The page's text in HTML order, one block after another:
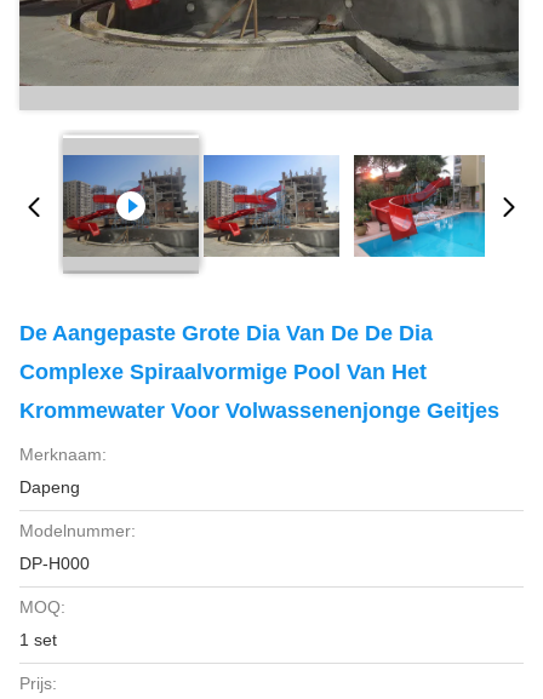
De Aangepaste Grote Dia Van De De Dia
Complexe Spiraalvormige Pool Van Het
Krommewater Voor Volwassenenjonge Geitjes
Merknaam:
Dapeng
Modelnummer:
DP-H000
MOQ:
1 set
Prijs: